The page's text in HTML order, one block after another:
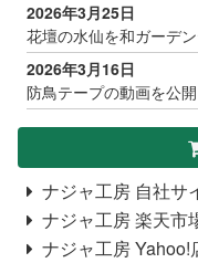
2026年3月25日
花壇の水仙を和ガーデ
2026年3月16日
防鳥テープの動画を公
ナジャ工房 自社サ
ナジャ工房 楽天市
ナジャ工房 Yahoo!